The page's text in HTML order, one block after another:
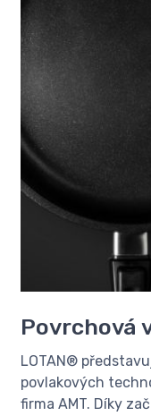
Povrchová
LOTAN®
povlakových
firma AMT. Díky